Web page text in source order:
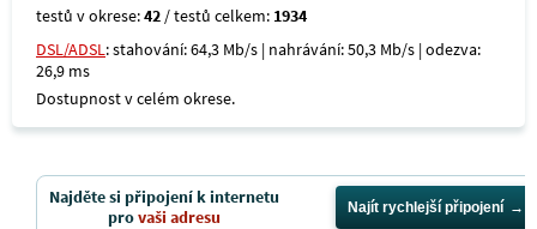
testů v okrese:42 / testů celkem: 1934
DSL/ADSL: stahování: 64,3 Mb/s | nahrávání: 50,3 Mb/s | odezva:
26,9 ms
Dostupnost v celém okrese.
Najděte si připojení k internetu
provaši adresu Najít rychlejší připojení